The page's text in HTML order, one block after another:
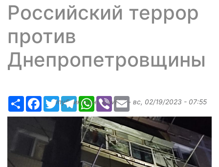
Российский террор
против
Днепропетровщины
РесурсFacebook
TwitterTelegramWhatsApp
ViberEmail
Опубликованоslavkin1- вс, 02/19/2023 - 07:55